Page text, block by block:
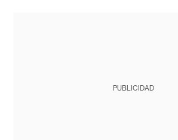
PUBLICIDAD